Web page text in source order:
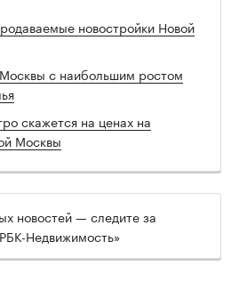
новостройки Новой
с наибольшим ростом
скажется на ценах на
Москвы
новостей — следите за
Недвижимость»